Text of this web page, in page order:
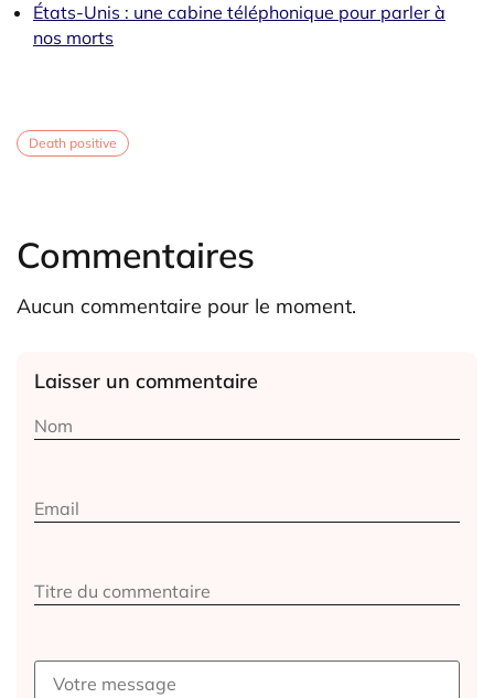
États-Unis : une cabine téléphonique pour parler à
nos morts
Death positive
Commentaires
Aucun commentaire pour le moment.
Laisser un commentaire
Alternative: